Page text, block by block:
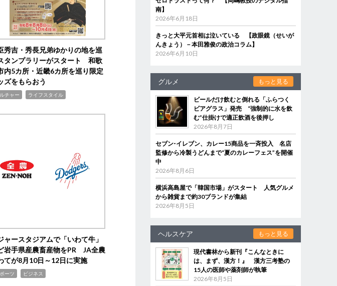
秀吉・秀長兄弟ゆかりの地を巡
タンプラリーがスタート 和歌
内5カ所・近畿6カ所を巡り限定
ズをもらおう
チャー ライフスタイル
ャースタジアムで「いわて牛」
岩手県産農畜産物をPR JA全農
てが8月10日～12日に実施
ーツ ビジネス
南】
2026年6月18日
きっと大平元首相は泣いている 【政眼鏡（せいが
んきょう）－本田雅俊の政治コラム】
2026年6月10日
グルメ もっと見る
ビールだけ飲むと倒れる「ふらつく
ビアグラス」発売 “強制的に水を飲
む”仕掛けで適正飲酒を後押し
2026年8月7日
セブン‐イレブン、カレー15商品を一斉投入 名店
監修から冷製うどんまで“夏のカレーフェス”を開催
中
2026年8月6日
横浜高島屋で「韓国市場」がスタート 人気グルメ
から雑貨まで約30ブランドが集結
2026年8月5日
ヘルスケア もっと見る
現代書林から新刊『こんなときに
は、まず、漢方！』 漢方三考塾の
15人の医師や薬剤師が執筆
2026年8月5日